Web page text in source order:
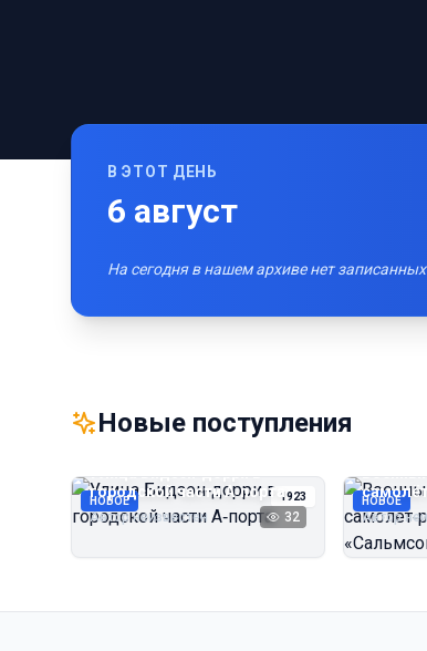
В ЭТОТ ДЕНЬ
6 август
На сегодня в нашем архиве нет
Новые поступления
НОВОЕ 1923
Улица Бидзэн‑дорри в
городской части А‑порта
Автор неизвестен 32
НОВОЕ
Автор